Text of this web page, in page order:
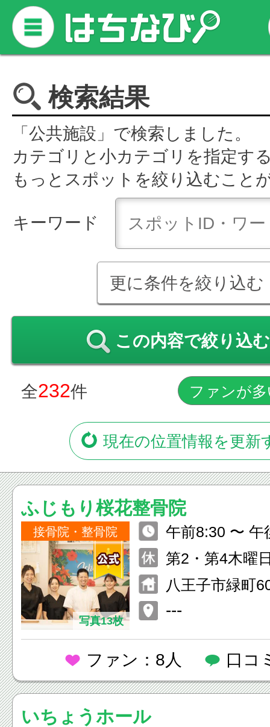
検索結果
「公共施設」で検索しました。
カテゴリと小カテゴリを指定す
もっとスポットを絞り込むこと
キーワード
更に条件を絞り込む
この内容で絞り込む
全232件
現在の位置情報を更新
ふじもり桜花整骨院
接骨院・整骨院
写真13枚
午前8:30 〜 午後
祝日も休まず
第2・第4木曜
八王子市緑町
---
ファン：8人 口コ
いちょうホール